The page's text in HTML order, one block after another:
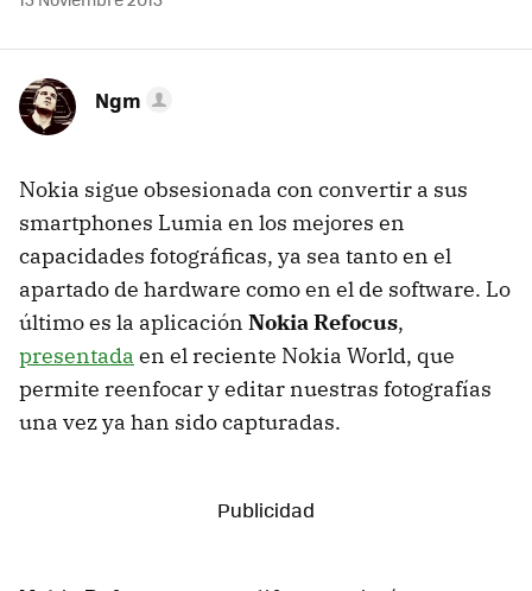
Ngm
Nokia sigue obsesionada con convertir a sus
smartphones Lumia en los mejores en
capacidades fotográficas, ya sea tanto en el
apartado de hardware como en el de software. Lo
último es la aplicación Nokia Refocus,
presentada en el reciente Nokia World, que
permite reenfocar y editar nuestras fotografías
una vez ya han sido capturadas.